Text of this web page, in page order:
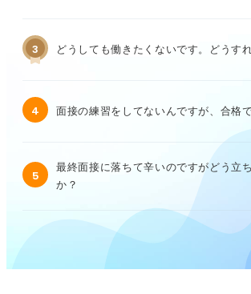
3 どうしても働きたくないです。どうす
4 面接の練習をしてないんですが、合格
5
最終面接に落ちて辛いのですがどう立
か？